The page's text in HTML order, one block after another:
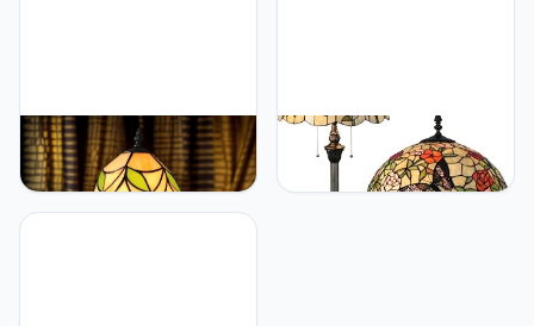
Bidesen 8" Handmade
Tiffany-Style Table Lamp
– Stained Glass Shade
with Rustproof Base,
Bidesen 16 Inches Tiffany
Floor Lamp Butterfly
Stained Glass Vertical